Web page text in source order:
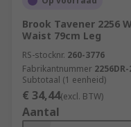
Brook Tavener 2256
Waist 79cm Leg
RS-stocknr. 260-3776
Fabrikantnummer
Subtotaal (1 eenheid)
€ 34,44(excl. BTW)
Aantal